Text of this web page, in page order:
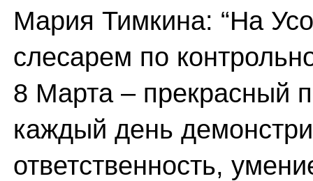
Мария Тимкина: “На
слесарем по
8 Марта – прекрасный
каждый день
ответственность,